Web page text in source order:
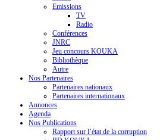
Emissions
TV
Radio
Conférences
JNRC
Jeu concours KOUKA
Bibliothèque
Autre
Nos Partenaires
Partenaires nationaux
Partenaires internationaux
Annonces
Agenda
Nos Publications
Rapport sur l’état de la corruption